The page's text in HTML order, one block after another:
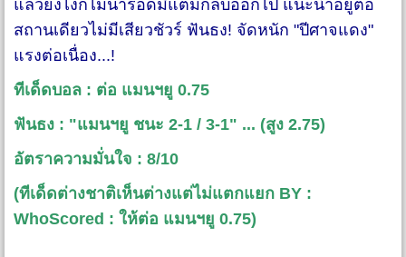
แล้วยังไงก็ไม่น่ารอดมีแต้มกลับออกไป แนะนำอยู่ต่อ
สถานเดียวไม่มีเสียวชัวร์ ฟันธง! จัดหนัก "ปีศาจแดง"
แรงต่อเนื่อง...!
ทีเด็ดบอล : ต่อ แมนฯยู 0.75
ฟันธง : "แมนฯยู ชนะ 2-1 / 3-1" ... (สูง 2.75)
อัตราความมั่นใจ : 8/10
(ทีเด็ดต่างชาติเห็นต่างแต่ไม่แตกแยก BY :
WhoScored : ให้ต่อ แมนฯยู 0.75)